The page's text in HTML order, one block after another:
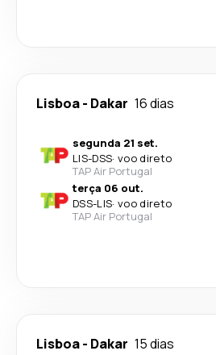
Lisboa- Dakar 16 dias
segunda 21 set.
LIS-DSS· voo direto
TAP Air Portugal
terça 06 out.
DSS-LIS· voo direto
TAP Air Portugal
Lisboa- Dakar 15 dias